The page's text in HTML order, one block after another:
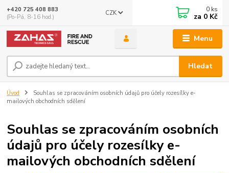
Menu
CZK
Hledat
+420 725 408 883
(Po-Pá, 8-16 hod.)
0 ks
za 0 Kč
Úvod
Souhlas se zpracováním osobních údajů pro účely rozesílky e-
mailových obchodních sdělení
Souhlas se zpracováním osobních
údajů pro účely rozesílky e-
mailových obchodních sdělení